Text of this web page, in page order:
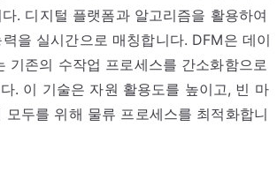
. 디지털 플랫폼과 알고리즘을 활용하여
을 실시간으로 매칭합니다. DFM은 데이
기존의 수작업 프로세스를 간소화함으로
. 이 기술은 자원 활용도를 높이고, 빈 마
두를 위해 물류 프로세스를 최적화합니